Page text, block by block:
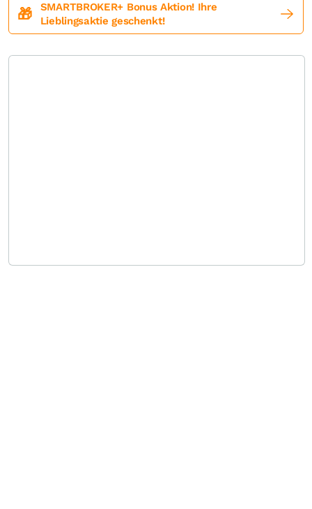
🎁
SMARTBROKER+ Bonus Aktion! Ihre
Lieblingsaktie geschenkt!